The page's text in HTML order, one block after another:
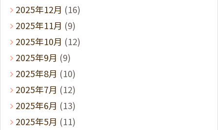
2025年12月 (16)
2025年11月 (9)
2025年10月 (12)
2025年9月 (9)
2025年8月 (10)
2025年7月 (12)
2025年6月 (13)
2025年5月 (11)